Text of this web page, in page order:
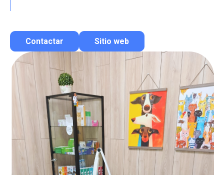
Contactar
Contactar por correo
Llamar por teléfono
Contactar por Whatsapp
Sitio web